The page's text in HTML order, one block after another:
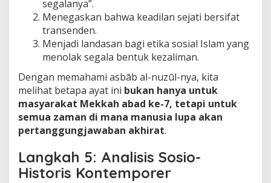
segalanya”.
Menegaskan bahwa keadilan sejati bersifat
transenden.
Menjadi landasan bagi etika sosial Islam yang
menolak segala bentuk kezaliman.
Dengan memahami asbāb al-nuzūl-nya, kita
melihat betapa ayat ini bukan hanya untuk
masyarakat Mekkah abad ke-7, tetapi untuk
semua zaman di mana manusia lupa akan
pertanggungjawaban akhirat.
Langkah 5: Analisis Sosio-
Historis Kontemporer